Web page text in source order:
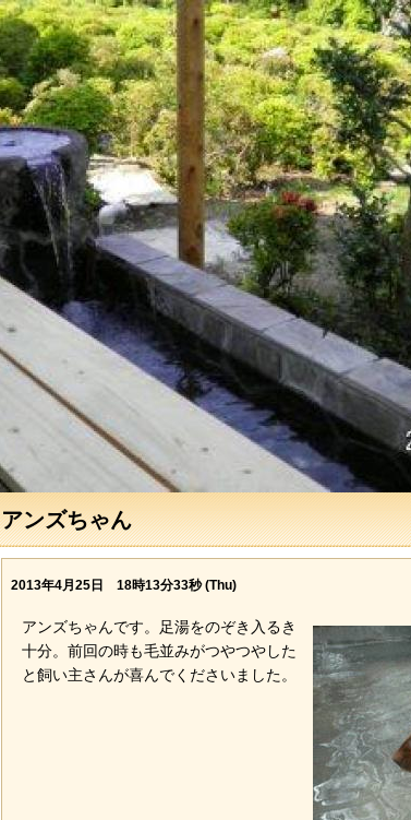
アンズちゃん
2013年4月25日 18時13分33秒 (Thu)
アンズちゃんです。足湯をのぞき入るき
十分。前回の時も毛並みがつやつやした
と飼い主さんが喜んでくださいました。